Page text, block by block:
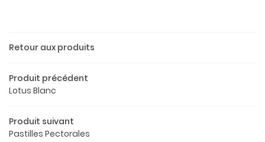
Accueil
boutique
Retour aux produits
Produit précédent
Lotus Blanc
Produit suivant
Pastilles Pectorales